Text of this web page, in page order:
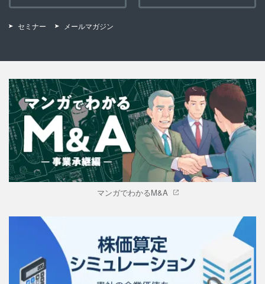
セミナー メールマガジン
マンガでわかるM&A